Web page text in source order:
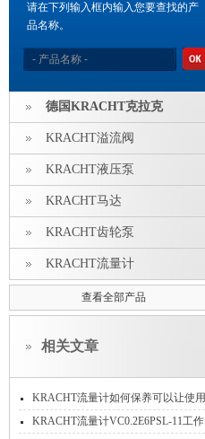
请在下列输入框内输入您要查找的产
品名称。
德国KRACHT克拉克
KRACHT溢流阀
KRACHT液压泵
KRACHT马达
KRACHT齿轮泵
KRACHT流量计
查看全部产品
相关文章
KRACHT流量计如何保养可以让使用
时间久一些？
KRACHT流量计VC0.2E6PSL-11工作